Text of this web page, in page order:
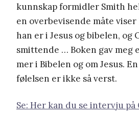
kunnskap formidler Smith
en overbevisende måte
han er i Jesus og bibelen, og
smittende … Boken gav meg
mer i Bibelen og om Jesus.
følelsen er ikke så verst.
Se: Her kan du se intervju på